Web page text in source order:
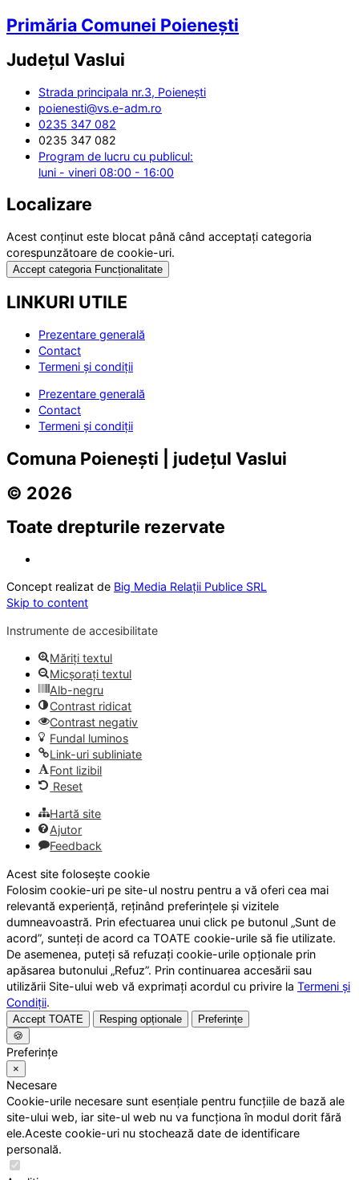
Primăria Comunei Poienești
Județul Vaslui
Strada principala nr.3, Poienești
poienesti@vs.e-adm.ro
0235 347 082
0235 347 082
Program de lucru cu publicul:
luni - vineri 08:00 - 16:00
Localizare
Acest conținut este blocat până când acceptați categoria
corespunzătoare de cookie-uri.
Accept categoria Funcționalitate
LINKURI UTILE
Prezentare generală
Contact
Termeni și condiții
Prezentare generală
Contact
Termeni și condiții
Comuna Poienești | județul Vaslui
© 2026
Toate drepturile rezervate
Concept realizat de Big Media Relații Publice SRL
Skip to content
Instrumente de accesibilitate
Măriți textul
Micșorați textul
Alb-negru
Contrast ridicat
Contrast negativ
Fundal luminos
Link-uri subliniate
Font lizibil
Reset
Hartă site
Ajutor
Feedback
Acest site folosește cookie
Folosim cookie-uri pe site-ul nostru pentru a vă oferi cea mai
relevantă experiență, reținând preferințele și vizitele
dumneavoastră. Prin efectuarea unui click pe butonul „Sunt de
acord”, sunteți de acord ca TOATE cookie-urile să fie utilizate.
De asemenea, puteți să refuzați cookie-urile opționale prin
apăsarea butonului „Refuz”. Prin continuarea accesării sau
utilizării Site-ului web vă exprimați acordul cu privire la Termeni și
Condiții.
Accept TOATE Resping opționale
Preferințe
🍪
Preferințe
×
Necesare
Cookie-urile necesare sunt esențiale pentru funcțiile de bază ale
site-ului web, iar site-ul web nu va funcționa în modul dorit fără
ele.Aceste cookie-uri nu stochează date de identificare
personală.